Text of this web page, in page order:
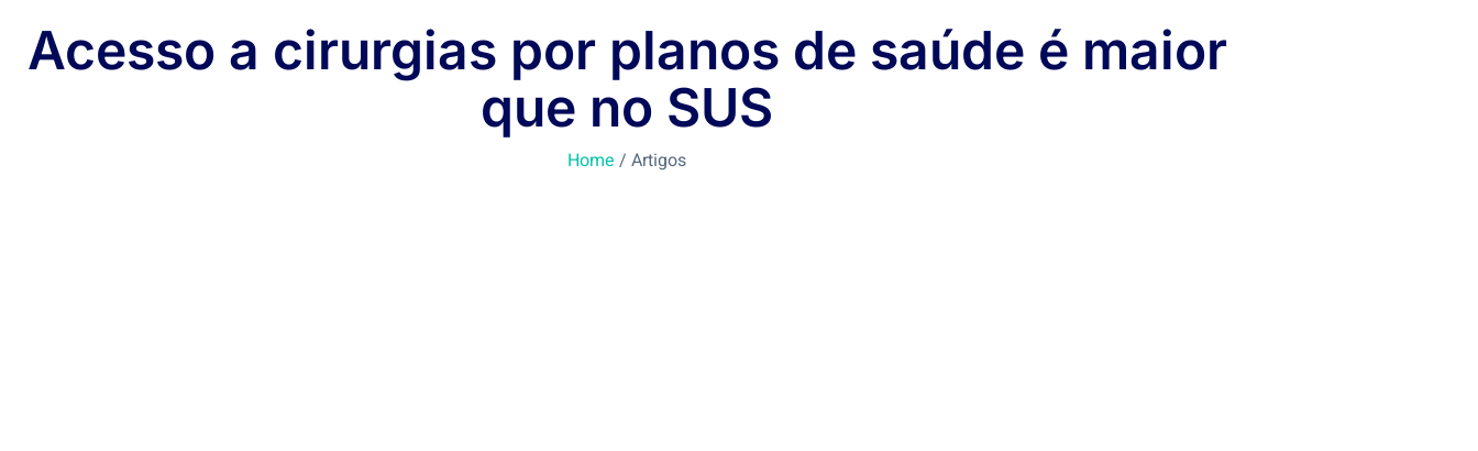
Acesso a cirurgias por planos de saúde é maior
que no SUS
Home / Artigos